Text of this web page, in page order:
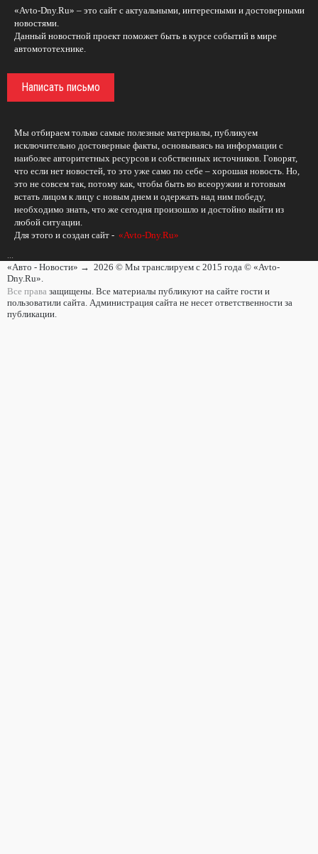
«Avto-Dny.Ru» – это сайт с актуальными, интересными и достоверными
новостями.
Данный новостной проект поможет быть в курсе событий в мире
автомототехнике.
Написать письмо
Мы отбираем только самые полезные материалы, публикуем
исключительно достоверные факты, основываясь на информации с
наиболее авторитетных ресурсов и собственных источников. Говорят,
что если нет новостей, то это уже само по себе – хорошая новость. Но,
это не совсем так, потому как, чтобы быть во всеоружии и готовым
встать лицом к лицу с новым днем и одержать над ним победу,
необходимо знать, что же сегодня произошло и достойно выйти из
любой ситуации.
Для этого и создан сайт - «Avto-Dny.Ru»
«Авто - Новости» → 2026 © Мы транслируем с 2015 года © «Avto-
Dny.Ru».
Все права защищены. Все материалы публикуют на сайте гости и
пользоватили сайта. Администрация сайта не несет ответственности за
публикации.